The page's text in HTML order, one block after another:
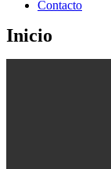
Contacto
Inicio